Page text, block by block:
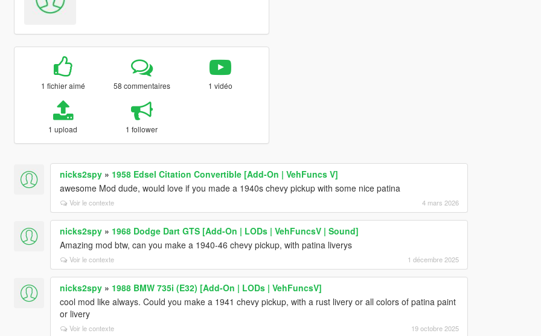
1 fichier aimé 58 commentaires 1 vidéo
1 upload 1 follower
nicks2spy» 1958 Edsel Citation Convertible [Add-On | VehFuncs V]
awesome Mod dude, would love if you made a 1940s chevy pickup with some nice patina
Voir le contexte 4 mars 2026
nicks2spy» 1968 Dodge Dart GTS [Add-On | LODs | VehFuncsV | Sound]
Amazing mod btw, can you make a 1940-46 chevy pickup, with patina liverys
Voir le contexte 1 décembre 2025
nicks2spy» 1988 BMW 735i (E32) [Add-On | LODs | VehFuncsV]
cool mod like always. Could you make a 1941 chevy pickup, with a rust livery or all colors of patina paint
or livery
Voir le contexte 19 octobre 2025